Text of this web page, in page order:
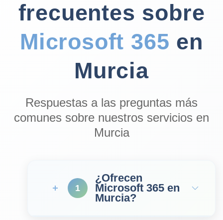
frecuentes sobre
Microsoft 365 en
Murcia
Respuestas a las preguntas más
comunes sobre nuestros servicios en
Murcia
1
¿Ofrecen
Microsoft 365 en
Murcia?